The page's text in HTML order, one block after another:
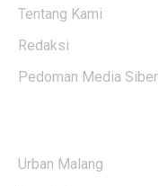
Tentang Kami
Redaksi
Pedoman Media Siber
Urban Malang